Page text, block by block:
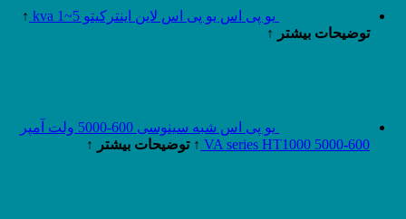
یو پی اس یو پی اس لاین اینترکیتو 5~1 kva
↑
توضیحات بیشتر ↑
یو پی اس شبه سینوسی 600-5000 ولت آمپر
600-5000 VA series HT1000
↑ توضیحات بیشتر ↑